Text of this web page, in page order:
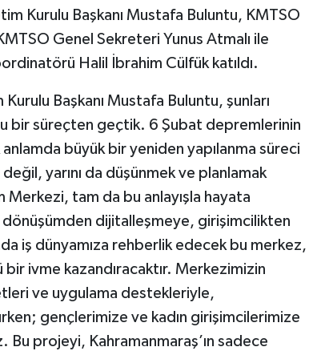
Kurulu Başkanı Mustafa Buluntu, KMTSO
Genel Sekreteri Yunus Atmalı ile
Halil İbrahim Cülfük katıldı.
Başkanı Mustafa Buluntu, şunları
bir süreçten geçtik. 6 Şubat depremlerinin
büyük bir yeniden yapılanma süreci
yarını da düşünmek ve planlamak
tam da bu anlayışla hayata
dijitalleşmeye, girişimcilikten
iş dünyamıza rehberlik edecek bu merkez,
ivme kazandıracaktır. Merkezimizin
ve uygulama destekleriyle,
gençlerimize ve kadın girişimcilerimize
Bu projeyi, Kahramanmaraş’ın sadece